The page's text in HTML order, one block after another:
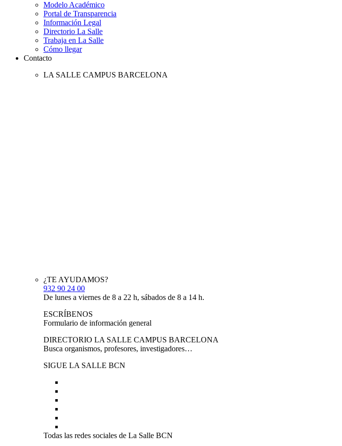
Modelo Académico
Portal de Transparencia
Información Legal
Directorio La Salle
Trabaja en La Salle
Cómo llegar
Contacto
LA SALLE CAMPUS BARCELONA
¿TE AYUDAMOS?
932 90 24 00
De lunes a viernes de 8 a 22 h, sábados de 8 a 14 h.
ESCRÍBENOS
Formulario de información general
DIRECTORIO LA SALLE CAMPUS BARCELONA
Busca organismos, profesores, investigadores…
SIGUE LA SALLE BCN
Todas las redes sociales de La Salle BCN